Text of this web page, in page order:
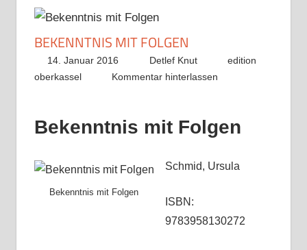
BEKENNTNIS MIT FOLGEN
14. Januar 2016 Detlef Knut
edition
oberkassel
Kommentar hinterlassen
Bekenntnis mit Folgen
Bekenntnis mit Folgen
Schmid, Ursula
ISBN:
9783958130272